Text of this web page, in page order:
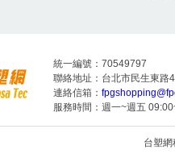
統一編號：70549797
聯絡地址：台北市民生東路
連絡信箱：
服務時間：週一~週五
台塑